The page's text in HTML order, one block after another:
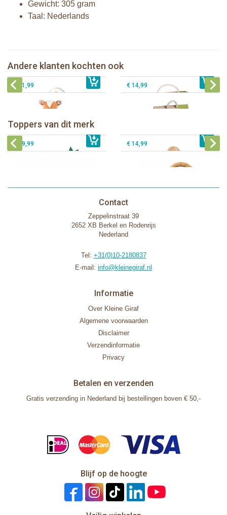
Gewicht: 305 gram
Taal: Nederlands
Andere klanten kochten ook
€ 14,99
Fanfan het hertje in witte
geschenkdoos
€ 21,99 € 14,99
Toppers van dit merk
Sophie de giraf Rollin' speelrol IEUF
€ 26,99
Sophie de giraf Baby Seat & Play
IEUF
Sophie de giraf Activity Wheel
€ 39,99 € 14,99
Contact
Zeppelinstraat 39
2652 XB Berkel en Rodenrijs
Nederland
Tel: +31(0)10-2180837
E-mail: info@kleinegiraf.nl
Informatie
Over Kleine Giraf
Algemene voorwaarden
Disclaimer
Verzendinformatie
Privacy
Betalen en verzenden
Gratis verzending in Nederland bij bestellingen boven € 50,-
Blijf op de hoogte